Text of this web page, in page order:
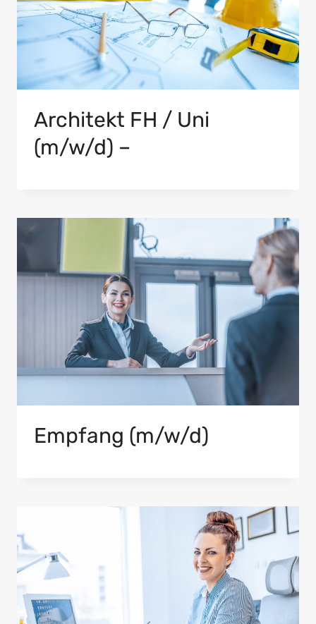
Architekt FH / Uni
(m/w/d) –
Empfang (m/w/d)